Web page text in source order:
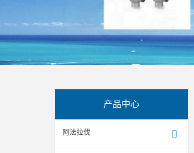
产品中心
阿法拉伐